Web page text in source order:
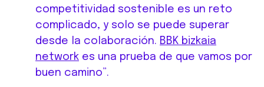
competitividad sostenible es un reto
complicado, y solo se puede superar
desde la colaboración. BBK bizkaia
network es una prueba de que vamos por
buen camino”.